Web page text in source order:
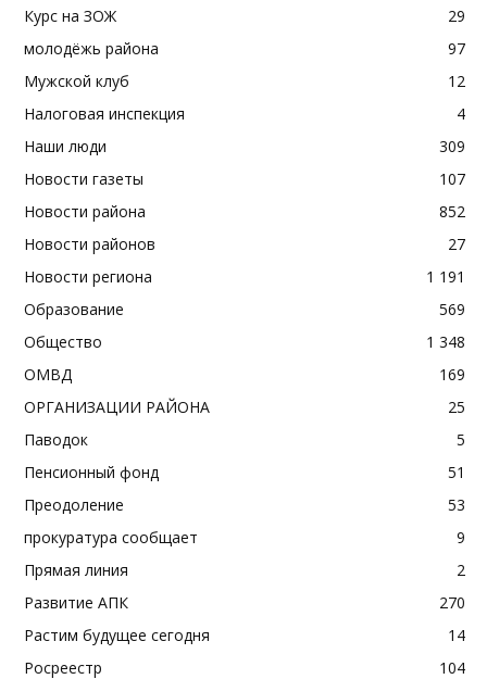
Курс на ЗОЖ
29
молодёжь района
97
Мужской клуб
12
Налоговая инспекция
4
Наши люди
309
Новости газеты
107
Новости района
852
Новости районов
27
Новости региона
1 191
Образование
569
Общество
1 348
ОМВД
169
ОРГАНИЗАЦИИ РАЙОНА
25
Паводок
5
Пенсионный фонд
51
Преодоление
53
прокуратура сообщает
9
Прямая линия
2
Развитие АПК
270
Растим будущее сегодня
14
Росреестр
104